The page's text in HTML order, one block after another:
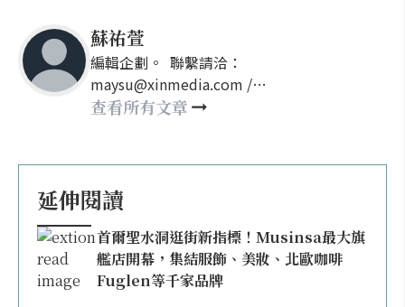
蘇祐萱
編輯企劃。 聯繫請洽：
maysu@xinmedia.com /
may860527@gmail.com
查看所有文章
延伸閱讀
首爾聖水洞逛街新指標！Musinsa最大旗
艦店開幕，集結服飾、美妝、北歐咖啡
Fuglen等千家品牌